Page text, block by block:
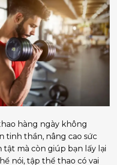
hàng ngày không
tinh thần, nâng cao sức
mà còn giúp bạn lấy lại
nói, tập thể thao có vai